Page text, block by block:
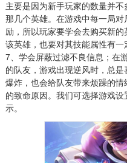
主要是因为新手玩家的数量并
那几个英雄。在游戏中每一局
励，所以玩家要学会去购买新
该英雄，也要对其技能属性有一
7、学会屏蔽过滤不良信息；在
的队友，游戏出现逆风时，总
爆炸，也会给队友带来烦躁的
的致命原因。我们可选择游戏
示。